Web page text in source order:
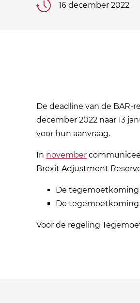
16 december 2022
De deadline van de BAR-
december 2022 naar 13
voor hun aanvraag.
In november
Brexit Adjustment
De tegemoetkoming
De tegemoetkoming
Voor de regeling